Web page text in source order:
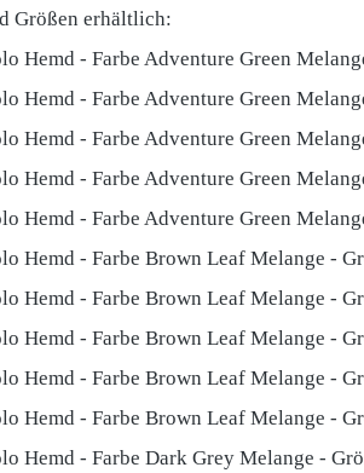
Größen erhältlich:
Hemd - Farbe Adventure Green
Hemd - Farbe Adventure Green
Hemd - Farbe Adventure Green
Hemd - Farbe Adventure Green
Hemd - Farbe Adventure Green
Hemd - Farbe Brown Leaf Melange -
Hemd - Farbe Brown Leaf Melange -
Hemd - Farbe Brown Leaf Melange -
Hemd - Farbe Brown Leaf Melange -
Hemd - Farbe Brown Leaf Melange -
Hemd - Farbe Dark Grey Melange -